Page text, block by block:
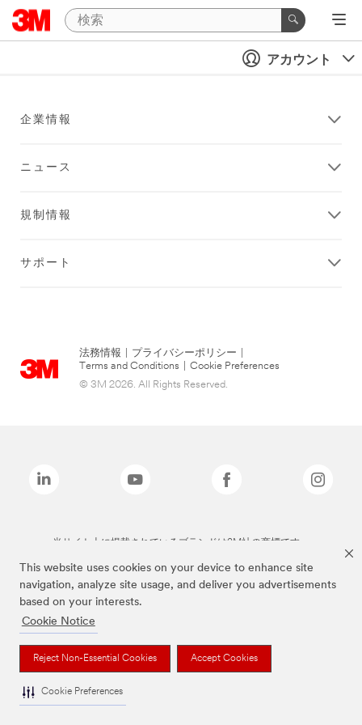
This website uses cookies on your device to enhance site
navigation, analyze site usage, and deliver you advertisements
based on your interests.
Cookie Notice
Reject Non-Essential Cookies Accept Cookies
Cookie Preferences
アカウント
企業情報
ニュース
規制情報
サポート
法務情報 プライバシーポリシー
Terms and Conditions
Cookie Preferences
© 3M 2026. All Rights Reserved.
当サイト上に掲載されているブランドは3M社の商標です。